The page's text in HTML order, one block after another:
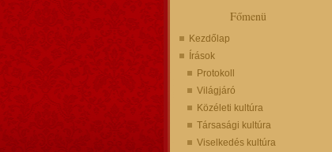
Főmenü
Kezdőlap
Írások
Protokoll
Világjáró
Közéleti kultúra
Társasági kultúra
Viselkedés kultúra